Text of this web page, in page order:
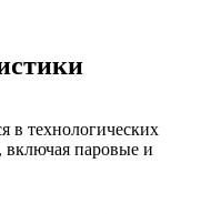
в технологических
включая паровые и